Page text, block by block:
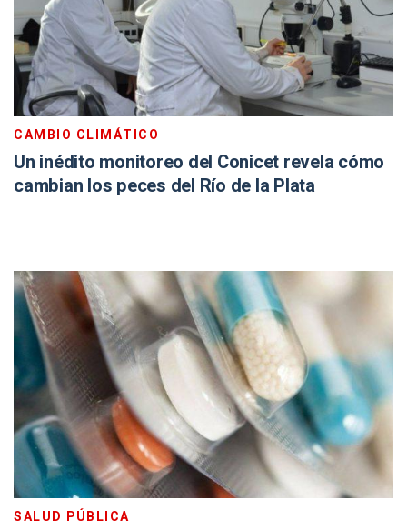
CAMBIO CLIMÁTICO
Un inédito monitoreo del Conicet revela cómo
cambian los peces del Río de la Plata
SALUD PÚBLICA